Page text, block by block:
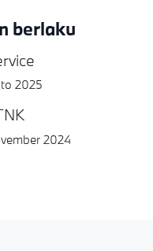
berlaku
2025
2024